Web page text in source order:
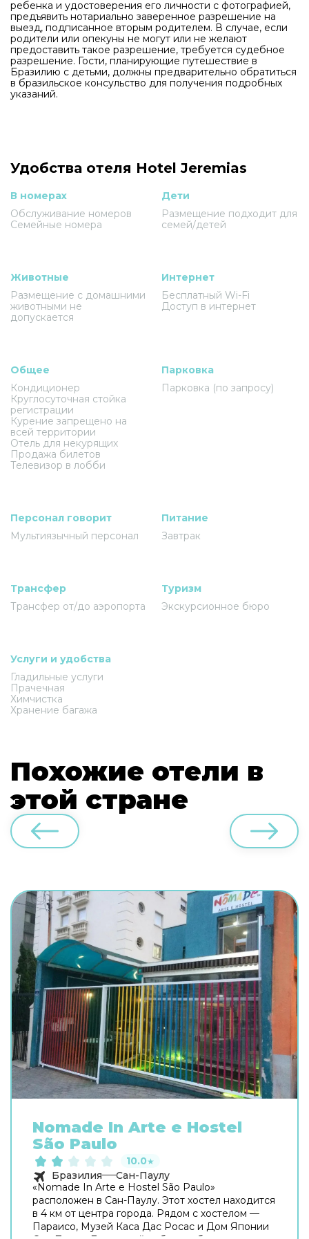
ребенка и удостоверения его личности с фотографией,
предъявить нотариально заверенное разрешение на
выезд, подписанное вторым родителем. В случае, если
родители или опекуны не могут или не желают
предоставить такое разрешение, требуется судебное
разрешение. Гости, планирующие путешествие в
Бразилию с детьми, должны предварительно обратиться
в бразильское консульство для получения подробных
указаний.
Удобства отеля Hotel Jeremias
В номерах
Обслуживание номеров
Семейные номера
Дети
Размещение подходит для
семей/детей
Животные
Размещение с домашними
животными не
допускается
Интернет
Бесплатный Wi-Fi
Доступ в интернет
Общее
Кондиционер
Круглосуточная стойка
регистрации
Курение запрещено на
всей территории
Отель для некурящих
Продажа билетов
Телевизор в лобби
Парковка
Парковка (по запросу)
Персонал говорит
Мультиязычный персонал
Питание
Завтрак
Трансфер
Трансфер от/до аэропорта
Туризм
Экскурсионное бюро
Услуги и удобства
Гладильные услуги
Прачечная
Химчистка
Хранение багажа
Похожие отели в
этой стране
Nomade In Arte e Hostel
São Paulo
10.0★
Бразилия
Сан-Паулу
«Nomade In Arte e Hostel São Paulo»
расположен в Сан-Паулу. Этот хостел находится
в 4 км от центра города. Рядом с хостелом —
Параисо, Музей Каса Дас Росас и Дом Японии